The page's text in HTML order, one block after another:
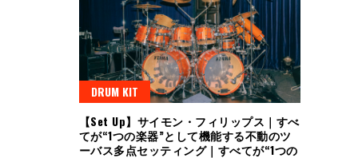
DRUM KIT
【Set Up】サイモン・フィリップス｜すべ
てが“1つの楽器”として機能する不動のツ
ーバス多点セッティング｜すべてが“1つの